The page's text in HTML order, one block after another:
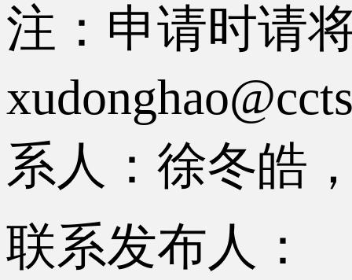
注：申请时请
系人：徐冬皓
联系发布人：